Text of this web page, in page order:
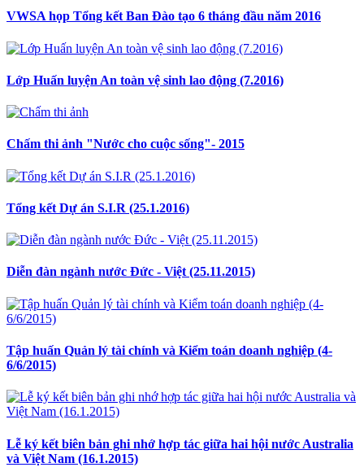
VWSA họp Tổng kết Ban Đào tạo 6 tháng đầu năm 2016
Lớp Huấn luyện An toàn vệ sinh lao động (7.2016)
Chấm thi ảnh "Nước cho cuộc sống"- 2015
Tổng kết Dự án S.I.R (25.1.2016)
Diễn đàn ngành nước Đức - Việt (25.11.2015)
Tập huấn Quản lý tài chính và Kiểm toán doanh nghiệp (4-
6/6/2015)
Lễ ký kết biên bản ghi nhớ hợp tác giữa hai hội nước Australia
và Việt Nam (16.1.2015)